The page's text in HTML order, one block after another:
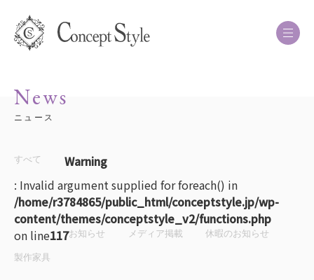
News
ニュース
すべて
Warning
: Invalid argument supplied for foreach() in
/home/r3784865/public_html/conceptstyle.jp/wp-
content/themes/conceptstyle_v2/functions.php
on line117お知らせ メディア掲載 休暇のお知らせ
製作家具